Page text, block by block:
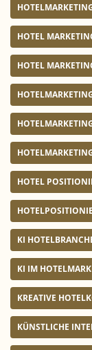
HOTEL
HOTEL
HOTEL
KI
KI IM
KREATIVE
KÜNSTLICHE